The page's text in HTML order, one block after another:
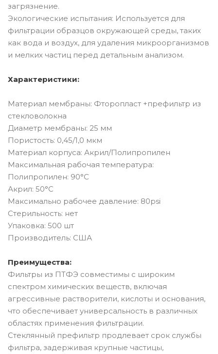
загрязнение.
Экологические испытания: Используется для
фильтрации образцов окружающей среды, таких
как вода и воздух, для удаления микроорганизмов
и мелких частиц перед детальным анализом.
Характеристики:
Материал мембраны: Фторопласт +префильтр из
стекловолокна
Диаметр мембраны: 25 мм
Пористость: 0,45/1,0 мкм
Материал корпуса: Акрил/Полипропилен
Максимальная рабочая температура:
Полипропилен: 90°C
Акрил: 50°C
Максимально рабочее давление: 80psi
Стерильность: нет
Упаковка: 500 шт
Производитель: США
Преимущества:
Фильтры из ПТФЭ совместимы с широким
спектром химических веществ, включая
агрессивные растворители, кислоты и основания,
что обеспечивает универсальность в различных
областях применения фильтрации.
Стеклянный префильтр продлевает срок службы
фильтра, задерживая крупные частицы,